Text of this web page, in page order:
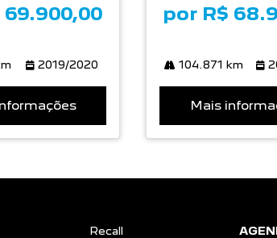
69.900,00
2019/2020
por R$
104.871 km
Mais
Recall